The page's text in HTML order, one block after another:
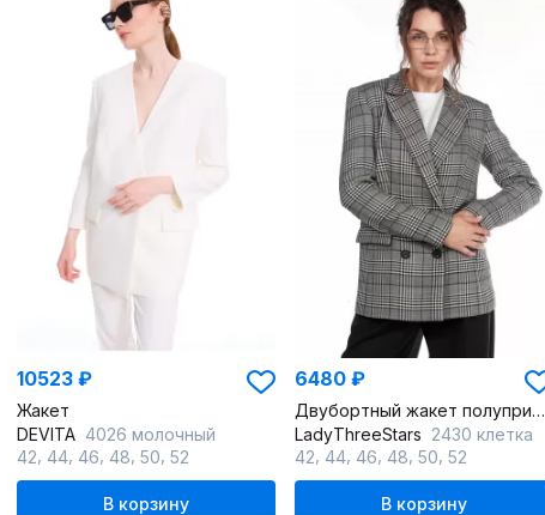
10523 ₽
Жакет
DEVITA 4026 молочный
42 44 46 48 50 52
В корзину
6480 ₽
Двубортный жакет полуприлегающего силуэта из вискозы
LadyThreeStars 2430 клетка
42 44 46 48 50 52
В корзину